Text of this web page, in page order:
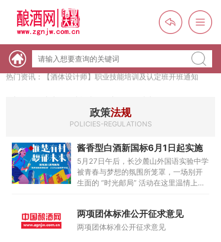
热门资讯：【酒体设计师】职业技能培训及认定班开班通知
热门资讯：首批28个酒品牌入选中国消费名品，不仅仅是荣誉那
么简单
酒、黄酒）
热门资讯：名酒之光：共话荣耀背后的价值与使命
政策法规
POLICIES-REGULATIONS
酱香型白酒新国标6月1日起实施
5月27日午后，长沙麓山外国语实验中学
被青春与梦想的氛围所笼罩，一场别开
生面的 “时光邮局” 活动在这里温情上
起一座连接当下与未来的桥梁。
两项团体标准公开征求意见
两项团体标准公开征求意见